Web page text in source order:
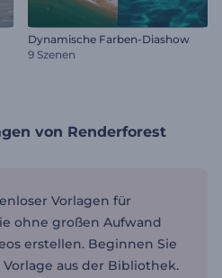
Dynamische Farben-Diashow
9 Szenen
von Renderforest
Vorlagen für
ohne großen Aufwand
erstellen. Beginnen Sie
aus der Bibliothek.